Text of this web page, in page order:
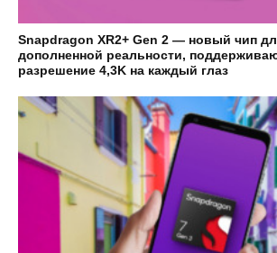
Snapdragon XR2+ Gen 2 — новый чип
дополненной реальности,
разрешение 4,3K на каждый глаз